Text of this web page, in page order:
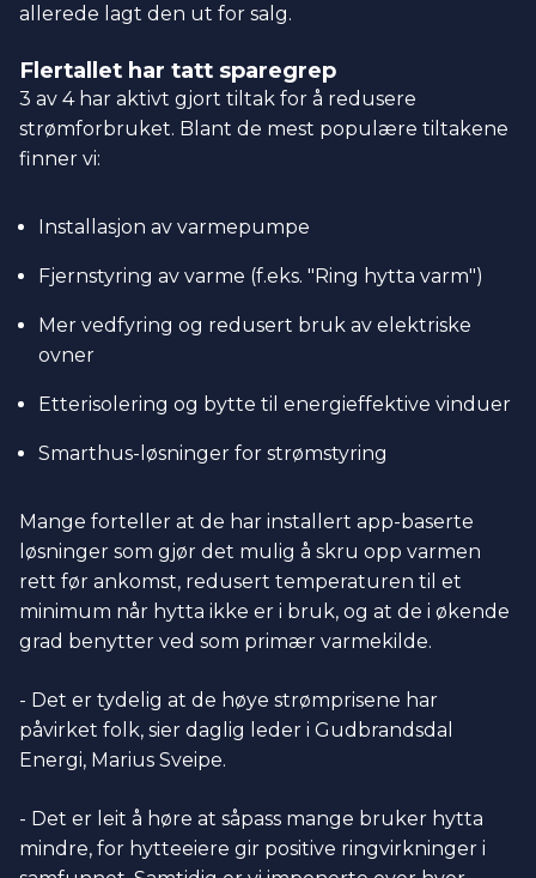
allerede lagt den ut for salg.
Flertallet har tatt sparegrep
3 av 4 har aktivt gjort tiltak for å redusere
strømforbruket. Blant de mest populære tiltakene
finner vi:
Installasjon av varmepumpe
Fjernstyring av varme (f.eks. "Ring hytta varm")
Mer vedfyring og redusert bruk av elektriske
ovner
Etterisolering og bytte til energieffektive vinduer
Smarthus-løsninger for strømstyring
Mange forteller at de har installert app-baserte
løsninger som gjør det mulig å skru opp varmen
rett før ankomst, redusert temperaturen til et
minimum når hytta ikke er i bruk, og at de i økende
grad benytter ved som primær varmekilde.
- Det er tydelig at de høye strømprisene har
påvirket folk, sier daglig leder i Gudbrandsdal
Energi, Marius Sveipe.
- Det er leit å høre at såpass mange bruker hytta
mindre, for hytteeiere gir positive ringvirkninger i